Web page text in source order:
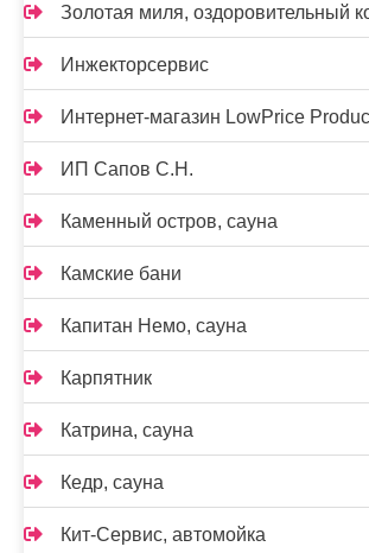
Золотая миля, оздоровительный
Инжекторсервис
Интернет-магазин LowPrice
ИП Сапов С.Н.
Каменный остров, сауна
Камские бани
Капитан Немо, сауна
Карпятник
Катрина, сауна
Кедр, сауна
Кит-Сервис, автомойка